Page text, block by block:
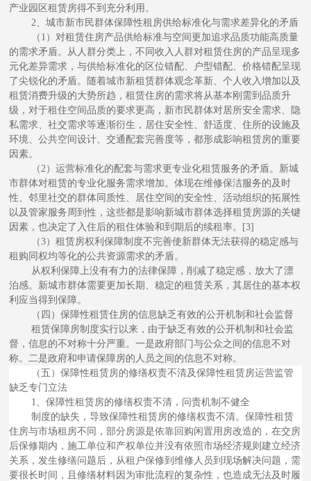
产业园区租赁房得不到充分利用。
2、城市新市民群体保障性租房供给标准化与需求差异化的矛盾
（1）对租赁住房产品供给标准与空间更加追求品质功能高质量
的需求矛盾。从人群分类上，不同收入人群对租赁住房的产品呈现多
元化差异需求，与供给标准化的区位错配、户型错配、价格错配呈现
了尖锐化的矛盾。随着城市新租赁群体观念革新、个人收入增加以及
租赁消费升级的大势所趋，租赁住房的需求将从基本刚需到品质升
级，对于租住空间品质的要求更高，新市民群体对居所安全需求、隐
私需求、社交需求等逐渐衍生，居住安全性、舒适度、住所的设施及
环境、公共空间设计、交通配套完善度等，都形成影响租赁房的重要
因素。
（2）运营标准化的配套与需求更专业化租赁服务的矛盾。新城
市群体对租赁的专业化服务需求增加。体现在维修保洁服务的及时
性、邻里社交的群体同质性、居住空间的安全性、活动组织的拓展性
以及管家服务周到性，这些都是影响新城市群体选择租赁房源的关键
因素，也决定了入住后的租住体验和到期后的续租率。[3]
（3）租赁房权利保障制度不完善使新群体无法获得的稳定感与
租购同权均等化的公共资源需求的矛盾。
从权利保障上没有有力的法律保障，削减了稳定感，放大了漂
泊感。新城市群体需要更加长期、稳定的租赁关系，其居住的基本权
利应当得到保障。
（四）保障性租赁住房的信息缺乏有效的公开机制和社会监督
租赁保障房制度实行以来，由于缺乏有效的公开机制和社会监
督，信息的不对称十分严重。一是政府部门与公众之间的信息不对
称。二是政府和申请保障房的人员之间的信息不对称。
（五）保障性租赁房的修缮权责不清及保障性租赁房运营监管
缺乏专门立法
1、保障性租赁房的修缮权责不清，问责机制不健全
制度的缺失，导致保障性租赁房的修缮权责不清。保障性租赁
住房与市场租房不同，部分房源是依靠回购闲置用房改造的，在交房
后保修期内，施工单位和产权单位并没有依照市场经济规则建立经济
关系，发生修缮问题后，从租户保修到维修人员到现场解决问题，需
要很长时间，且修缮材料因为审批流程的复杂性，也造成无法及时履